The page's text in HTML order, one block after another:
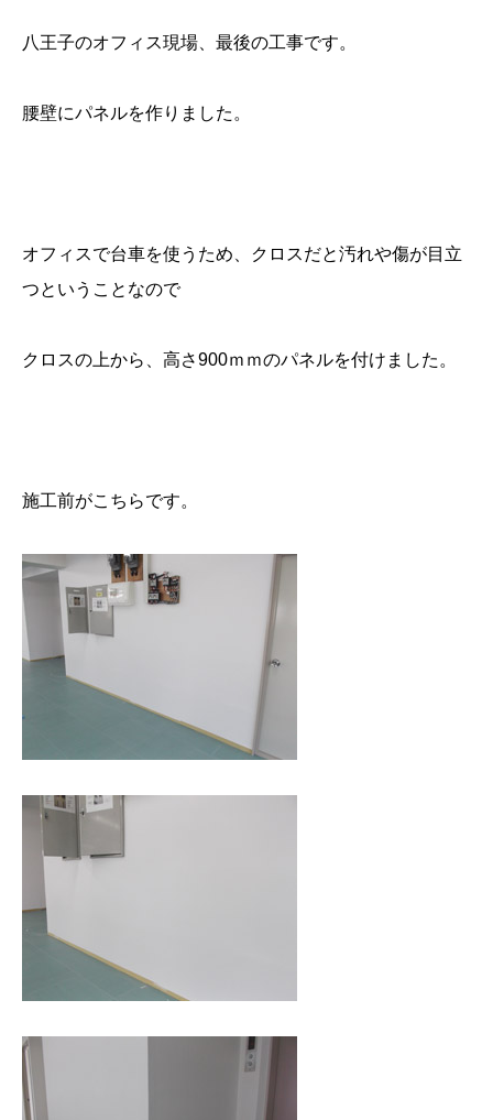
PRIVACY POLICY
個人情報保護方針
八王子のオフィス現場、最後の工事です。
腰壁にパネルを作りました。
オフィスで台車を使うため、クロスだと汚れや傷が目立
つということなので
クロスの上から、高さ900ｍｍのパネルを付けました。
施工前がこちらです。